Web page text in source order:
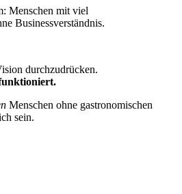
Menschen mit viel
Businessverständnis.
durchzudrücken.
Menschen ohne gastronomischen
sein.